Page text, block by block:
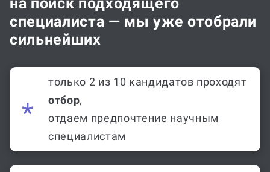
специалиста — мы уже отобрали
сильнейших
только 2 из 10 кандидатов проходят
отбор,
отдаем предпочтение научным
специалистам